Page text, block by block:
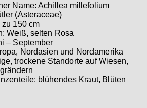
Name: Achillea millefolium
(Asteraceae)
150 cm
Weiß, selten Rosa
– September
Nordasien und Nordamerika
trockene Standorte auf Wiesen,
blühendes Kraut, Blüten